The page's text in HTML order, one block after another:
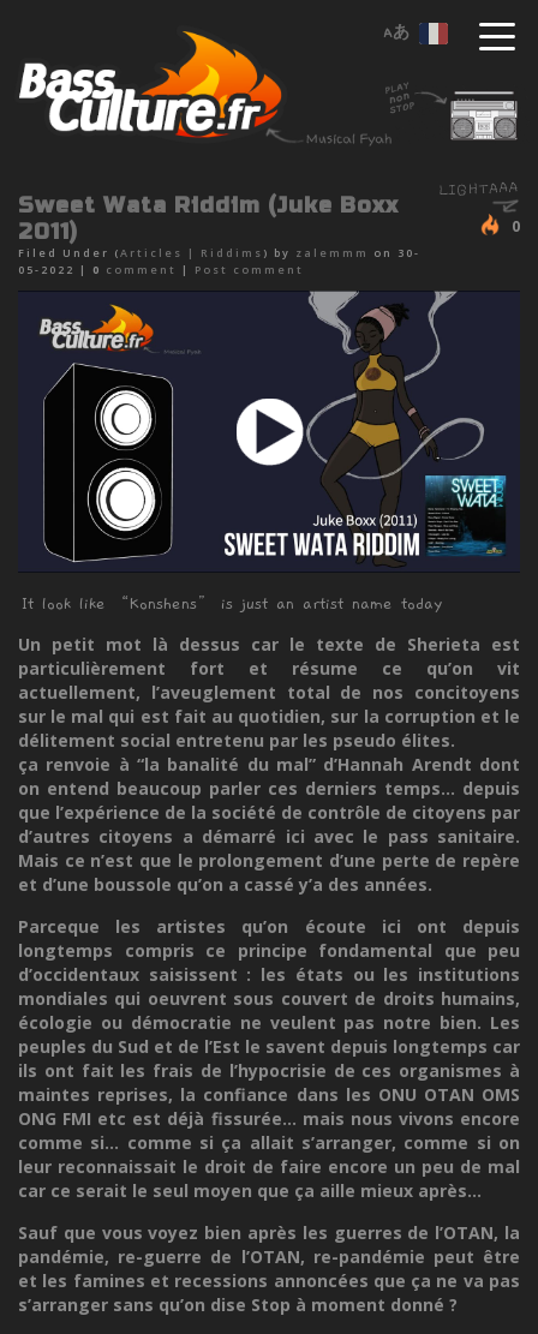
Sweet Wata Riddim (Juke Boxx
2011)
Filed Under (Articles | Riddims ) by zalemmm
on 30-
05-2022 | 0 comment | Post comment
0
It look like “Konshens” is just an artist name today
Un petit mot là dessus car le texte de Sherieta est
particulièrement fort et résume ce qu’on vit
actuellement, l’aveuglement total de nos concitoyens
sur le mal qui est fait au quotidien, sur la corruption et le
délitement social entretenu par les pseudo élites.
ça renvoie à “la banalité du mal” d’Hannah Arendt dont
on entend beaucoup parler ces derniers temps... depuis
que l’expérience de la société de contrôle de citoyens par
d’autres citoyens a démarré ici avec le pass sanitaire.
Mais ce n’est que le prolongement d’une perte de repère
et d’une boussole qu’on a cassé y’a des années.
Parceque les artistes qu’on écoute ici ont depuis
longtemps compris ce principe fondamental que peu
d’occidentaux saisissent : les états ou les institutions
mondiales qui oeuvrent sous couvert de droits humains,
écologie ou démocratie ne veulent pas notre bien. Les
peuples du Sud et de l’Est le savent depuis longtemps car
ils ont fait les frais de l’hypocrisie de ces organismes à
maintes reprises, la confiance dans les ONU OTAN OMS
ONG FMI etc est déjà fissurée... mais nous vivons encore
comme si... comme si ça allait s’arranger, comme si on
leur reconnaissait le droit de faire encore un peu de mal
car ce serait le seul moyen que ça aille mieux après...
Sauf que vous voyez bien après les guerres de l’OTAN, la
pandémie, re-guerre de l’OTAN, re-pandémie peut être
et les famines et recessions annoncées que ça ne va pas
s’arranger sans qu’on dise Stop à moment donné ?